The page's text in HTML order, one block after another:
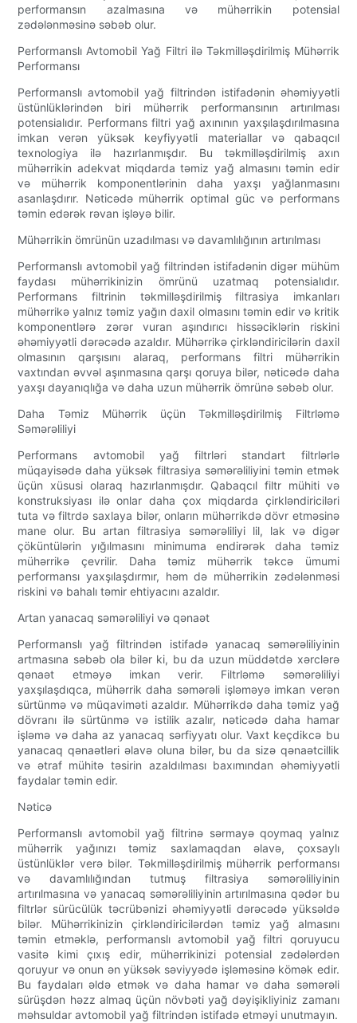
performansın azalmasına və mühərrikin potensial
zədələnməsinə səbəb olur.
Performanslı Avtomobil Yağ Filtri ilə Təkmilləşdirilmiş Mühərrik
Performansı
Performanslı avtomobil yağ filtrindən istifadənin əhəmiyyətli
üstünlüklərindən biri mühərrik performansının artırılması
potensialıdır. Performans filtri yağ axınının yaxşılaşdırılmasına
imkan verən yüksək keyfiyyətli materiallar və qabaqcıl
texnologiya ilə hazırlanmışdır. Bu təkmilləşdirilmiş axın
mühərrikin adekvat miqdarda təmiz yağ almasını təmin edir
və mühərrik komponentlərinin daha yaxşı yağlanmasını
asanlaşdırır. Nəticədə mühərrik optimal güc və performans
təmin edərək rəvan işləyə bilir.
Mühərrikin ömrünün uzadılması və davamlılığının artırılması
Performanslı avtomobil yağ filtrindən istifadənin digər mühüm
faydası mühərrikinizin ömrünü uzatmaq potensialıdır.
Performans filtrinin təkmilləşdirilmiş filtrasiya imkanları
mühərrikə yalnız təmiz yağın daxil olmasını təmin edir və kritik
komponentlərə zərər vuran aşındırıcı hissəciklərin riskini
əhəmiyyətli dərəcədə azaldır. Mühərrikə çirkləndiricilərin daxil
olmasının qarşısını alaraq, performans filtri mühərrikin
vaxtından əvvəl aşınmasına qarşı qoruya bilər, nəticədə daha
yaxşı dayanıqlığa və daha uzun mühərrik ömrünə səbəb olur.
Daha Təmiz Mühərrik üçün Təkmilləşdirilmiş Filtrləmə
Səmərəliliyi
Performans avtomobil yağ filtrləri standart filtrlərlə
müqayisədə daha yüksək filtrasiya səmərəliliyini təmin etmək
üçün xüsusi olaraq hazırlanmışdır. Qabaqcıl filtr mühiti və
konstruksiyası ilə onlar daha çox miqdarda çirkləndiriciləri
tuta və filtrdə saxlaya bilər, onların mühərrikdə dövr etməsinə
mane olur. Bu artan filtrasiya səmərəliliyi lil, lak və digər
çöküntülərin yığılmasını minimuma endirərək daha təmiz
mühərrikə çevrilir. Daha təmiz mühərrik təkcə ümumi
performansı yaxşılaşdırmır, həm də mühərrikin zədələnməsi
riskini və bahalı təmir ehtiyacını azaldır.
Artan yanacaq səmərəliliyi və qənaət
Performanslı yağ filtrindən istifadə yanacaq səmərəliliyinin
artmasına səbəb ola bilər ki, bu da uzun müddətdə xərclərə
qənaət etməyə imkan verir. Filtrləmə səmərəliliyi
yaxşılaşdıqca, mühərrik daha səmərəli işləməyə imkan verən
sürtünmə və müqaviməti azaldır. Mühərrikdə daha təmiz yağ
dövranı ilə sürtünmə və istilik azalır, nəticədə daha hamar
işləmə və daha az yanacaq sərfiyyatı olur. Vaxt keçdikcə bu
yanacaq qənaətləri əlavə oluna bilər, bu da sizə qənaətcillik
və ətraf mühitə təsirin azaldılması baxımından əhəmiyyətli
faydalar təmin edir.
Nəticə
Performanslı avtomobil yağ filtrinə sərmayə qoymaq yalnız
mühərrik yağınızı təmiz saxlamaqdan əlavə, çoxsaylı
üstünlüklər verə bilər. Təkmilləşdirilmiş mühərrik performansı
və davamlılığından tutmuş filtrasiya səmərəliliyinin
artırılmasına və yanacaq səmərəliliyinin artırılmasına qədər bu
filtrlər sürücülük təcrübənizi əhəmiyyətli dərəcədə yüksəldə
bilər. Mühərrikinizin çirkləndiricilərdən təmiz yağ almasını
təmin etməklə, performanslı avtomobil yağ filtri qoruyucu
vasitə kimi çıxış edir, mühərrikinizi potensial zədələrdən
qoruyur və onun ən yüksək səviyyədə işləməsinə kömək edir.
Bu faydaları əldə etmək və daha hamar və daha səmərəli
sürüşdən həzz almaq üçün növbəti yağ dəyişikliyiniz zamanı
məhsuldar avtomobil yağ filtrindən istifadə etməyi unutmayın.